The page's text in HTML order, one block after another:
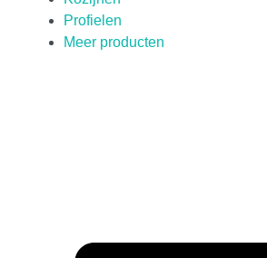
Profielen
Meer producten